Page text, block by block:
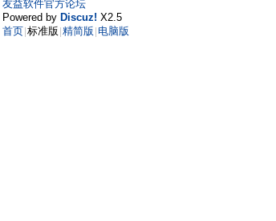
友益软件官方论坛
Powered by Discuz! X2.5
首页 标准版 精简版 电脑版